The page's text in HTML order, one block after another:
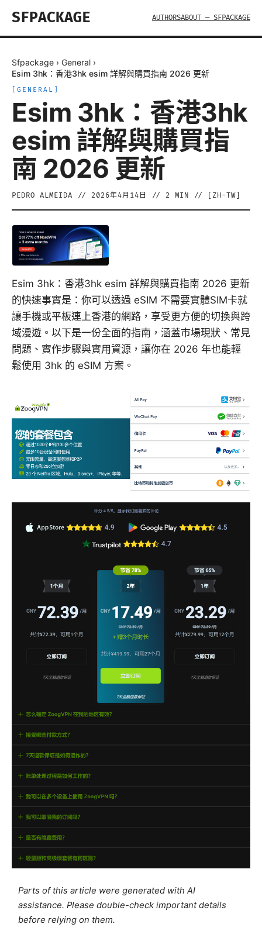
SFPACKAGE AUTHORSABOUT — SFPACKAGE
Sfpackage › General ›
Esim 3hk：香港3hk esim 詳解與購買指南 2026 更新
GENERAL
Esim 3hk：香港3hk
esim 詳解與購買指
南 2026 更新
PEDRO ALMEIDA // 2026年4月14日 // 2 MIN // [ ZH-TW
Esim 3hk：香港3hk esim 詳解與購買指南 2026 更新
的快速事實是：你可以透過 eSIM 不需要實體SIM卡就
讓手機或平板連上香港的網路，享受更方便的切換與跨
域漫遊。以下是一份全面的指南，涵蓋市場現狀、常見
問題、實作步驟與實用資源，讓你在 2026 年也能輕
鬆使用 3hk 的 eSIM 方案。
Parts of this article were generated with AI
assistance. Please double-check important details
before relying on them.